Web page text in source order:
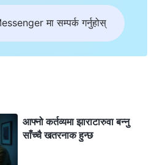
सावधान, कर्तव्यपरायण र मेहनती
हुन्छन्। निष्ठा र मर्यादा नभएका
गरे पनि, त्यो लगनशील भई
अज्ञानी नै रहन्छन्। यिनीहरू खराब
(वचन, खण्ड ४। ख्रीष्टविरोधीहरूको
मा सम्पर्क गर्नुहोस्
आफ्नो कर्तव्यमा झाराटारुवा बन्नु
साँच्चै खतरनाक हुन्छ